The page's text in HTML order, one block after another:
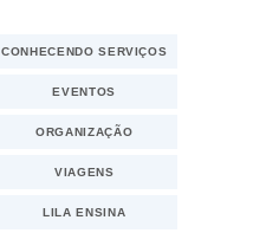
CONHECENDO SERVIÇOS
EVENTOS
ORGANIZAÇÃO
VIAGENS
LILA ENSINA